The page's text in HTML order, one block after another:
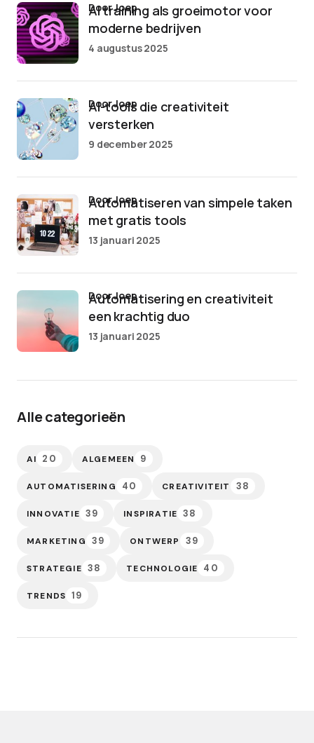
AI training als groeimotor voor
moderne bedrijven
door Joep
4 augustus 2025
AI-tools die creativiteit
versterken
door Joep
9 december 2025
Automatiseren van simpele taken
met gratis tools
door Joep
13 januari 2025
Automatisering en creativiteit
een krachtig duo
door Joep
13 januari 2025
Alle categorieën
AI 20 ALGEMEEN 9
AUTOMATISERING 40 CREATIVITEIT 38
INNOVATIE 39 INSPIRATIE 38
MARKETING 39 ONTWERP 39
STRATEGIE 38 TECHNOLOGIE 40
TRENDS 19